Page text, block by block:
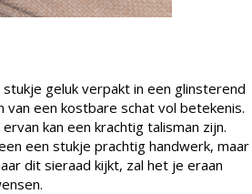
geluk verpakt in een glinsterend
een kostbare schat vol betekenis.
kan een krachtig talisman zijn.
een stukje prachtig handwerk, maar
dit sieraad kijkt, zal het je eraan